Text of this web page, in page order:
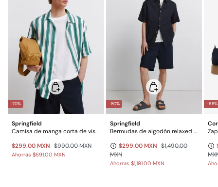
*Días laborables (L-V).
-70%
Springfield
Camisa de manga corta de viscosa a rayas
$299.00 MXN $990.00 MXN
Ahorras $691.00 MXN
-80%
Springfield
Bermudas de algodón relaxed fit
$299.00 MXN $1,490.00
MXN
Ahorras $1,191.00 MXN
-68%